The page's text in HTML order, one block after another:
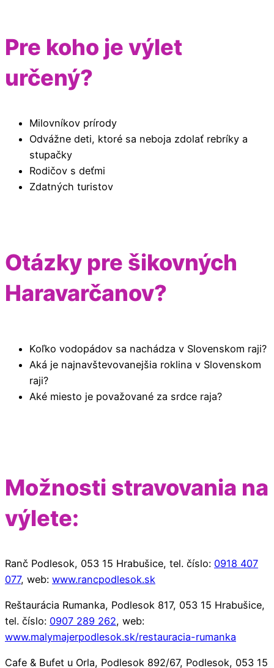
Pre koho je výlet
určený?
Milovníkov prírody
Odvážne deti, ktoré sa neboja zdolať rebríky a
stupačky
Rodičov s deťmi
Zdatných turistov
Otázky pre šikovných
Haravarčanov?
Koľko vodopádov sa nachádza v Slovenskom raji?
Aká je najnavštevovanejšia roklina v Slovenskom
raji?
Aké miesto je považované za srdce raja?
Možnosti stravovania na
výlete:
Ranč Podlesok, 053 15 Hrabušice, tel. číslo: 0918 407
077, web: www.rancpodlesok.sk
Reštaurácia Rumanka, Podlesok 817, 053 15 Hrabušice,
tel. číslo: 0907 289 262, web:
www.malymajerpodlesok.sk/restauracia-rumanka
Cafe & Bufet u Orla, Podlesok 892/67, Podlesok, 053 15